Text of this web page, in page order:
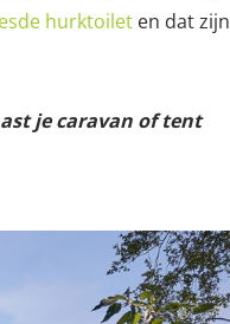
hurktoilet en dat zijn
je caravan of tent